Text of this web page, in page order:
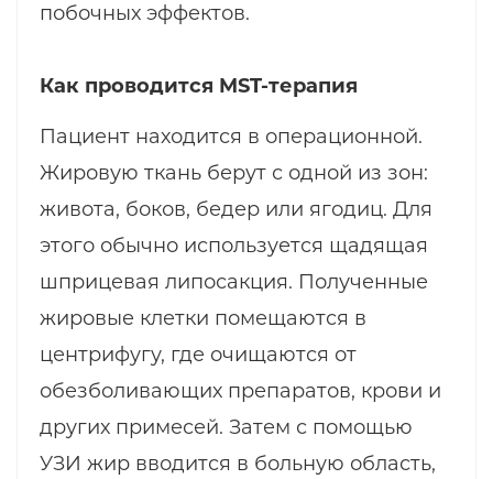
побочных эффектов.
Как проводится MST-терапия
Пациент находится в операционной.
Жировую ткань берут с одной из зон:
живота, боков, бедер или ягодиц. Для
этого обычно используется щадящая
шприцевая липосакция. Полученные
жировые клетки помещаются в
центрифугу, где очищаются от
обезболивающих препаратов, крови и
других примесей. Затем с помощью
УЗИ жир вводится в больную область,